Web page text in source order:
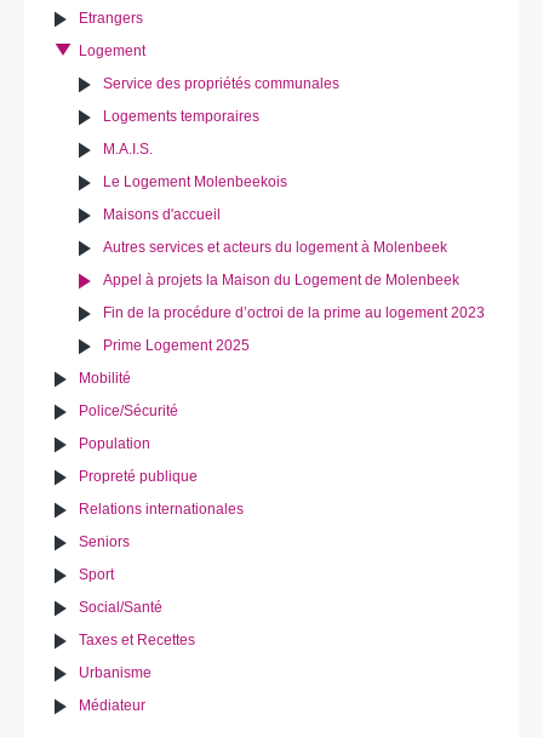
Etrangers
Logement
Service des propriétés communales
Logements temporaires
M.A.I.S.
Le Logement Molenbeekois
Maisons d'accueil
Autres services et acteurs du logement à Molenbeek
Appel à projets la Maison du Logement de Molenbeek
Fin de la procédure d’octroi de la prime au logement 2023
Prime Logement 2025
Mobilité
Police/Sécurité
Population
Propreté publique
Relations internationales
Seniors
Sport
Social/Santé
Taxes et Recettes
Urbanisme
Médiateur